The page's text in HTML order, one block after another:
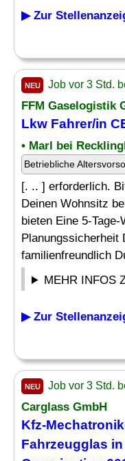
▶ Zur
NEU Job vor 3 Std.
FFM Gaselogistik
Lkw Fahrer/in
• Marl bei
Betriebliche
[. .. ] erforderlich.
Deinen Wohnsitz
bieten Eine 5-
Planungssicherheit
familienfreundlich
MEHR INFOS
▶ Zur
NEU Job vor 3 Std.
Carglass GmbH
Kfz-
Fahrzeugglas